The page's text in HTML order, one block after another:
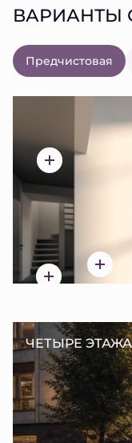
ВАРИАНТЫ
Предчистовая
ЧЕТЫРЕ